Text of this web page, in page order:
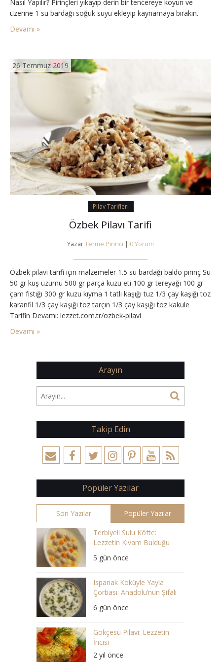
Nasıl Yapılır? Pirinçleri yıkayıp derin bir tencereye koyun ve
üzerine 1 su bardağı soğuk suyu ekleyip kaynamaya bırakın.
Devamı »
26 Temmuz 2019
Pilav Tarifleri
Özbek Pilavı Tarifi
YazarTerme Pirinci | 0 Yorum
Özbek pilavı tarifi için malzemeler 1.5 su bardağı baldo pirinç Su
50 gr kuş üzümü 500 gr parça kuzu eti 100 gr tereyağı 100 gr
çam fıstığı 300 gr kuzu kıyma 1 tatlı kaşığı tuz 1/3 çay kaşığı toz
karanfil 1/3 çay kaşığı toz tarçın 1/3 çay kaşığı toz kakule
Tarifin Devamı: lezzet.com.tr/ozbek-pilavi
Devamı »
Arayın
Takip Edin
Popüler Yazılar
Son Yazılar Popüler Yazılar
Terbiyeli Sulu Köfte:
Lezzetin Kıvam Bulduğu
Çorba
5 gün önce
Ispanak Köküyle Yayla
Çorbası: Anadolu’nun Şifalı
6 gün önce
Gökçesu Pilavı: Lezzetin
İncisi
2 yıl önce